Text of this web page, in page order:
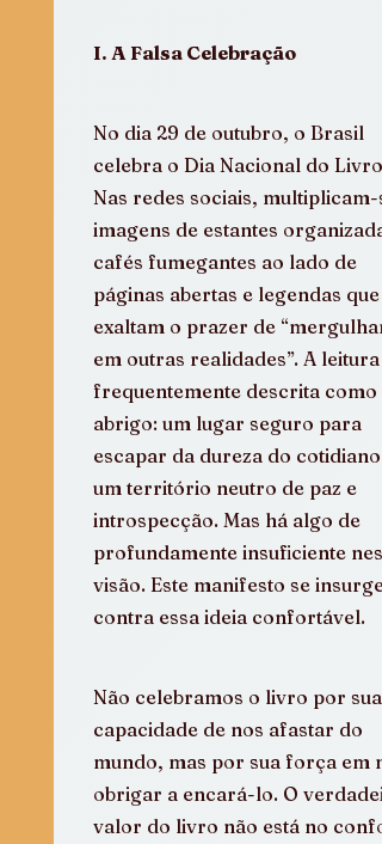
I. A Falsa Celebração
No dia 29 de outubro, o Brasil
celebra o Dia Nacional do Livro.
Nas redes sociais, multiplicam-
imagens de estantes
cafés fumegantes ao lado de
páginas abertas e legendas que
exaltam o prazer de “mergulhar
em outras realidades”. A leitura
frequentemente descrita como
abrigo: um lugar seguro para
escapar da dureza do cotidiano,
um território neutro de paz e
introspecção. Mas há algo de
profundamente insuficiente
visão. Este manifesto se insurge
contra essa ideia confortável.
Não celebramos o livro por sua
capacidade de nos afastar do
mundo, mas por sua força em
obrigar a encará-lo. O
valor do livro não está no